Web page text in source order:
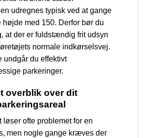
udregnes typisk ved at gange
højde med 150. Derfor bør du
at der er fuldstændig frit udsyn
normale indkørselsvej.
undgår du effektivt
parkeringer.
overblik over dit
løser ofte problemet for en
men nogle gange kræves der